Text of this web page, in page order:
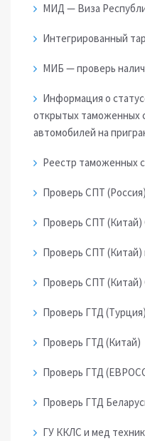
МИД — Виза
Интегрированный
МИБ — проверь
Информация о
открытых таможенных
автомобилей на
Реестр таможенных
Проверь СПТ (Россия)
Проверь СПТ (Китай)
Проверь СПТ (Китай)
Проверь СПТ (Китай)
Проверь ГТД (Турция)
Проверь ГТД (Китай)
Проверь ГТД
Проверь ГТД
ГУ ККЛС и мед